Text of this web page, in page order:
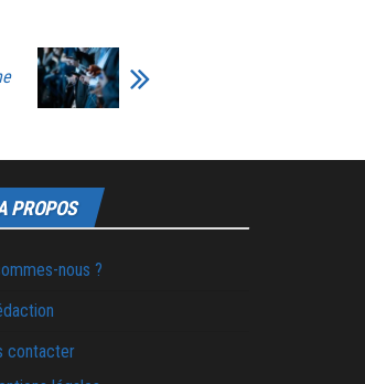
PROPOS
nous ?
contacter